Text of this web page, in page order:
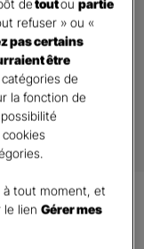
formulaire.
aux
detoutoupartie
refuser » ou «
pas certains
être
de
la fonction de
cookies
à tout moment, et
le lienGérer mes